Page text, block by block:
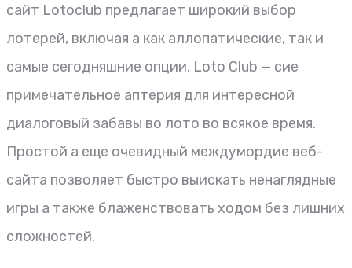
сайт Lotoclub предлагает широкий выбор
лотерей, включая а как аллопатические, так и
самые сегодняшние опции. Loto Club — сие
примечательное аптерия для интересной
диалоговый забавы во лото во всякое время.
Простой а еще очевидный междумордие веб-
сайта позволяет быстро выискать ненаглядные
игры а также блаженствовать ходом без лишних
сложностей.